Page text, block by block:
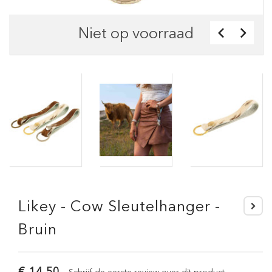
Niet op voorraad
Likey - Cow Sleutelhanger -
Bruin